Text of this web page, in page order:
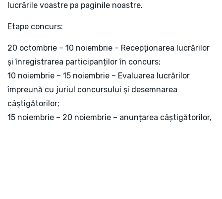
lucrările voastre pa paginile noastre.
Etape concurs:
20 octombrie – 10 noiembrie – Recepționarea lucrărilor
și înregistrarea participanților în concurs;
10 noiembrie – 15 noiembrie – Evaluarea lucrărilor
împreună cu juriul concursului și desemnarea
câștigătorilor;
15 noiembrie – 20 noiembrie – anunțarea câștigătorilor,